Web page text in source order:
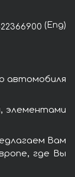
(Eng)
автомобиля
элементами
Вам
где Вы